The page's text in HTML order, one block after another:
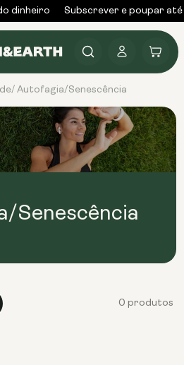
dinheiro Subscrever e poupar até
sessão
Carrinho
/ Autofagia/Senescência
Senescência
0 produtos